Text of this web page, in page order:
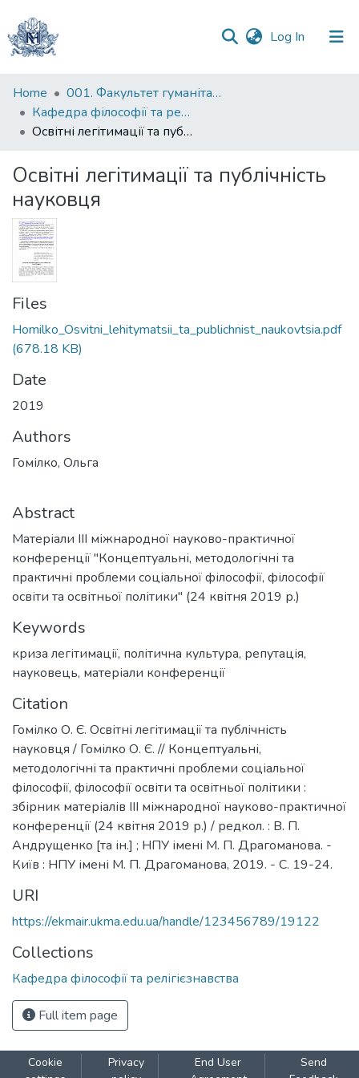
Log In (current)
Communities
&
Collections
Statistics
Home
001. Факультет гуманітарних наук
Кафедра філософії та релігієзнавства
Освітні легітимації та публічність науковця
Освітні легітимації та публічність
науковця
Files
Homilko_Osvitni_lehitymatsii_ta_publichnist_naukovtsia.pdf
(678.18 KB)
Date
2019
Authors
Гомілко, Ольга
Abstract
Матеріали ІІІ міжнародної науково-практичної
конференції "Концептуальні, методологічні та
практичні проблеми соціальної філософії, філософії
освіти та освітньої політики" (24 квітня 2019 р.)
Keywords
криза легітимації, політична культура, репутація,
науковець, матеріали конференції
Citation
Гомілко О. Є. Освітні легітимації та публічність
науковця / Гомілко О. Є. // Концептуальні,
методологічні та практичні проблеми соціальної
філософії, філософії освіти та освітньої політики :
збірник матеріалів ІІІ міжнародної науково-практичної
конференції (24 квітня 2019 р.) / редкол. : В. П.
Андрущенко [та ін.] ; НПУ імені М. П. Драгоманова. -
Київ : НПУ імені М. П. Драгоманова, 2019. - С. 19-24.
URI
https://ekmair.ukma.edu.ua/handle/123456789/19122
Collections
Кафедра філософії та релігієзнавства
Full item page
Cookie
Privacy
End User
Send